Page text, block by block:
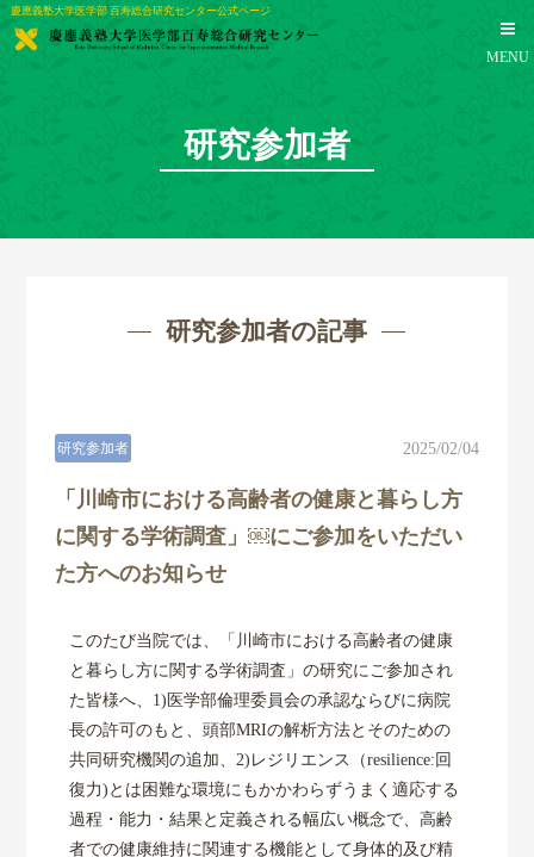
慶應義塾大学医学部 百寿総合研究センター公式ページ
MENU
研究参加者
研究参加者の記事
「川崎市における高齢者の健康と暮らし方
に関する学術調査」￼にご参加をいただい
た方へのお知らせ
研究参加者 2025/02/04
このたび当院では、「川崎市における高齢者の健康
と暮らし方に関する学術調査」の研究にご参加され
た皆様へ、1)医学部倫理委員会の承認ならびに病院
長の許可のもと、頭部MRIの解析方法とそのための
共同研究機関の追加、2)レジリエンス（resilience:回
復力)とは困難な環境にもかかわらずうまく適応する
過程・能力・結果と定義される幅広い概念で、高齢
者での健康維持に関連する機能として身体的及び精
センター概要
研究活動
共同研究
研究成果